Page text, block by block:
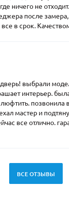
ничего не
после
в срок.
выбрали
интерьер.
позвонила
мастер и
все отлично.
ВСЕ ОТЗЫВЫ